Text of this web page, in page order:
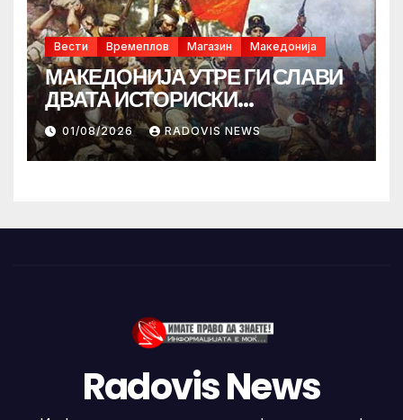
Вести Времеплов Магазин Македонија
МАКЕДОНИЈА УТРЕ ГИ СЛАВИ
ДВАТА ИСТОРИСКИ
ИЛИНДЕНА!
01/08/2026 RADOVIS NEWS
Radovis News